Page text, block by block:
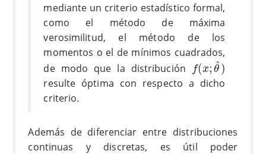
mediante un criterio estadístico formal,
como el método de máxima
verosimilitud, el método de los
momentos o el de mínimos cuadrados,
de modo que la distribución
f(x; ^
θ )
f(x;θ^)
resulte óptima con respecto a dicho
criterio.
Además de diferenciar entre distribuciones
continuas y discretas, es útil poder